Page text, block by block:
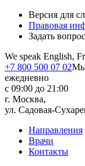
Версия для
Правовая
Задать вопрос
We speak English,
+7 800 500 07 02Мы
ежедневно
с 09:00 до 21:00
г. Москва,
ул. Садовая-
Направления
Врачи
Контакты